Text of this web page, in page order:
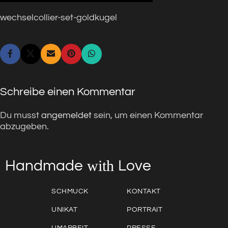
wechselcollier-set-goldkugel
Schreibe einen Kommentar
Du musst angemeldet sein, um einen Kommentar
abzugeben.
Handmade with Love
SCHMUCK
UNIKAT
KONTAKT
PORTRAIT